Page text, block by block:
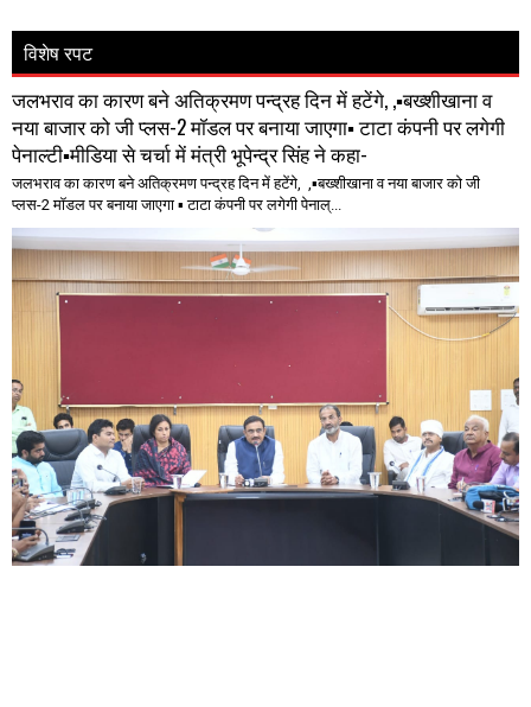
विशेष रपट
जलभराव का कारण बने अतिक्रमण पन्द्रह दिन में हटेंगे, ,▪️बख्शीखाना व
नया बाजार को जी प्लस-2 मॉडल पर बनाया जाएगा▪️ टाटा कंपनी पर लगेगी
पेनाल्टी▪️मीडिया से चर्चा में मंत्री भूपेन्द्र सिंह ने कहा-
जलभराव का कारण बने अतिक्रमण पन्द्रह दिन में हटेंगे, ,▪️बख्शीखाना व नया बाजार को जी
प्लस-2 मॉडल पर बनाया जाएगा ▪️ टाटा कंपनी पर लगेगी पेनाल्...